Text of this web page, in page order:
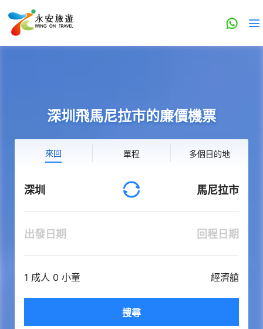
深圳飛馬尼拉市的廉價機票
來回 單程 多個目的地
深圳 馬尼拉市
出發日期 回程日期
1 成人 0 小童 經濟艙
搜尋